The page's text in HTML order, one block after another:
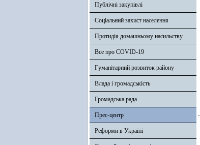
Публічні закупівлі
Соціальний захист населення
Протидія домашньому насильству
Все про COVID-19
Гуманітарний розвиток району
Влада і громадськість
Громадська рада
Прес-центр
Реформи в Україні